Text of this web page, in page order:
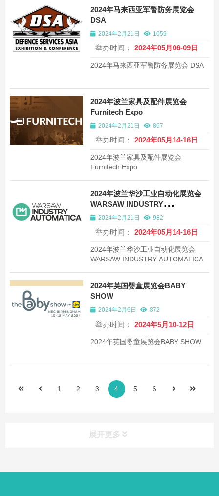
2024年马来西亚军警防务展览会
DSA
2024年2月21日 1059
举办时间： 2024年05月06-09日
2024年马来西亚军警防务展览会 DSA
2024年波兰家具及配件展览会
Furnitech Expo
2024年2月21日 867
举办时间： 2024年05月14-16日
2024年波兰家具及配件展览会
Furnitech Expo
2024年波兰华沙工业自动化展览会
WARSAW INDUSTRY
AUTOMATICA
2024年2月21日 982
举办时间： 2024年05月14-16日
2024年波兰华沙工业自动化展览会
WARSAW INDUSTRY AUTOMATICA
2024年英国婴童展览会BABY
SHOW
2024年2月6日 872
举办时间： 2024年5月10-12日
2024年英国婴童展览会BABY SHOW
1 2 3 4 5 6
展开更多